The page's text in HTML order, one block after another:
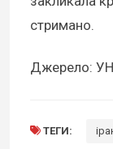
стримано.
Джерело:
ТЕГИ: